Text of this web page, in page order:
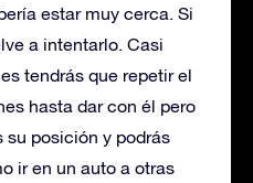
estar muy cerca. Si
a intentarlo. Casi
tendrás que repetir el
hasta dar con él pero
su posición y podrás
ir en un auto a otras